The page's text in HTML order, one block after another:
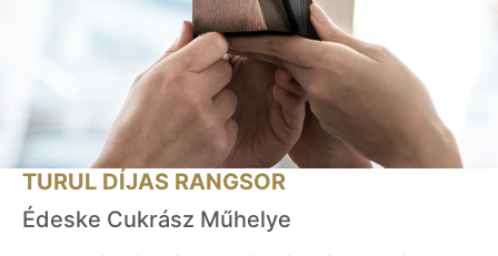
TURUL DÍJAS RANGSOR
Édeske Cukrász Műhelye